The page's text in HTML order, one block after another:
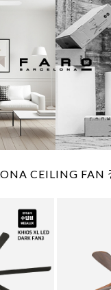
CEILING FAN